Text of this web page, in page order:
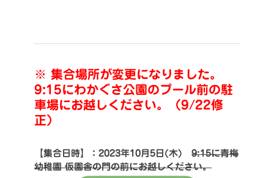
※ 集合場所が変更になりました。
9:15にわかぐさ公園のプール前の駐
車場にお越しください。（9/22修
正）
【集合日時】：2023年10月5日(木) 9:15に青梅
幼稚園 仮園舎の門の前にお越しください。